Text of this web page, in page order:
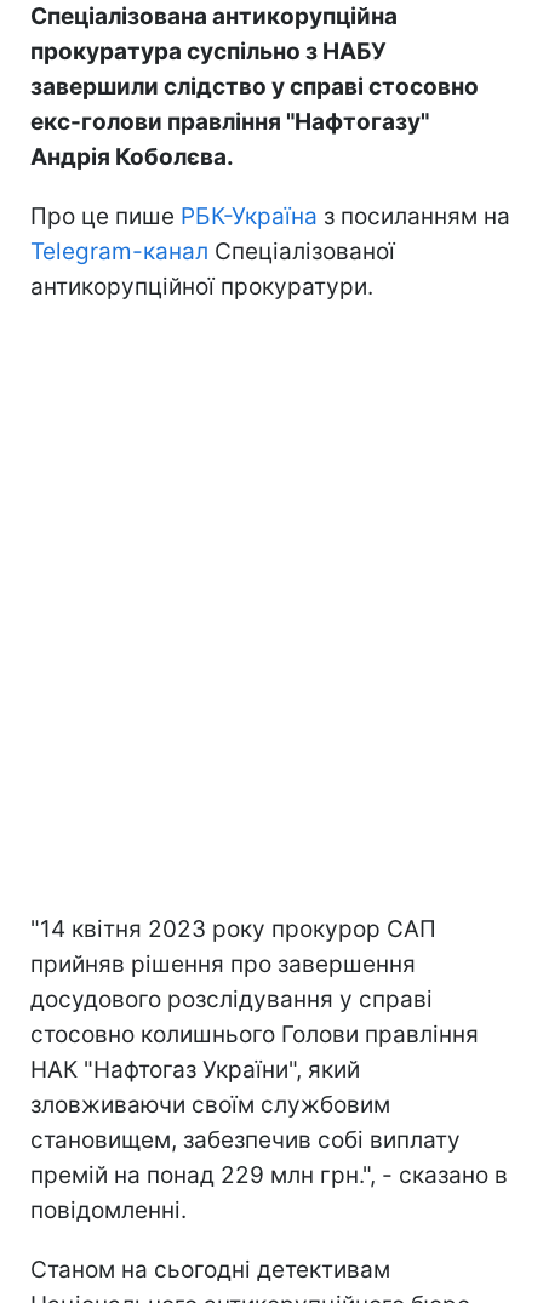
Спеціалізована антикорупційна
прокуратура суспільно з НАБУ
завершили слідство у справі стосовно
екс-голови правління "Нафтогазу"
Андрія Коболєва.
Про це пише РБК-Україна з посиланням на
Telegram-канал Спеціалізованої
антикорупційної прокуратури.
"14 квітня 2023 року прокурор САП
прийняв рішення про завершення
досудового розслідування у справі
стосовно колишнього Голови правління
НАК "Нафтогаз України", який
зловживаючи своїм службовим
становищем, забезпечив собі виплату
премій на понад 229 млн грн.", - сказано в
повідомленні.
Станом на сьогодні детективам